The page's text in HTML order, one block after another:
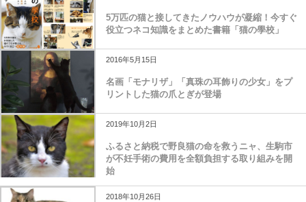
5万匹の猫と接してきたノウハウが凝縮！今すぐ
役立つネコ知識をまとめた書籍「猫の學校」
2016年5月15日
名画「モナリザ」「真珠の耳飾りの少女」をプ
リントした猫の爪とぎが登場
2019年10月2日
ふるさと納税で野良猫の命を救うニャ、生駒市
が不妊手術の費用を全額負担する取り組みを開
始
2018年10月26日